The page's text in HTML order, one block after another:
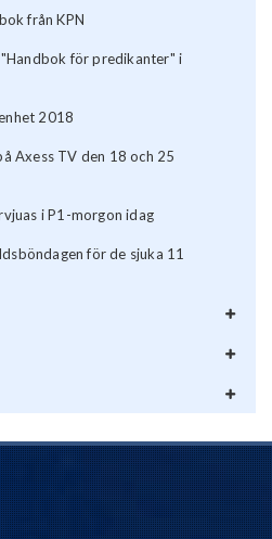
från KPN
för predikanter" i
2018
Axess TV den 18 och 25
i P1-morgon idag
för de sjuka 11